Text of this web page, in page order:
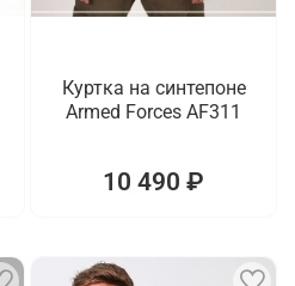
Куртка на синтепоне
Armed Forces AF311
10 490 ₽